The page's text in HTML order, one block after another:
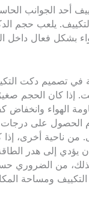
أحد الجوانب
يلعب حجم
بشكل فعال داخل
في تصميم دكت
إذا كان الحجم
الهواء وانخفاض
الحصول على درجات
من ناحية أخرى، إذا
يؤدي إلى هدر الطاقة
لذلك، من الضروري
ومساحة